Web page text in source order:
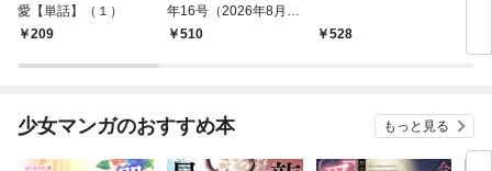
愛【単話】（１）
209
年16号（2026年8月7
日発売）
￥510 528
少女マンガのおすすめ本 もっと見る